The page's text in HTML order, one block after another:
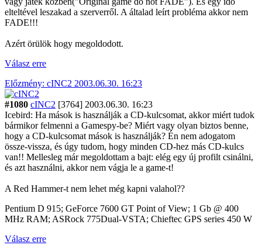
elteltével leszakad a szerverről. A általad leírt probléma akkor nem
FADE!!!
Azért örülök hogy megoldodott.
Válasz erre
Előzmény: cINC2 2003.06.30. 16:23
#1080 cINC2 [3764] 2003.06.30. 16:23
Icebird: Ha mások is használják a CD-kulcsomat, akkor miért tudok
bármikor felmenni a Gamespy-be? Miért vagy olyan biztos benne,
hogy a CD-kulcsomat mások is használják? Én nem adogatom
össze-vissza, és úgy tudom, hogy minden CD-hez más CD-kulcs
van!! Mellesleg már megoldottam a bajt: elég egy új profilt csinálni,
és azt használni, akkor nem vágja le a game-t!
A Red Hammer-t nem lehet még kapni valahol??
Pentium D 915; GeForce 7600 GT Point of View; 1 Gb @ 400
MHz RAM; ASRock 775Dual-VSTA; Chieftec GPS series 450 W
Válasz erre